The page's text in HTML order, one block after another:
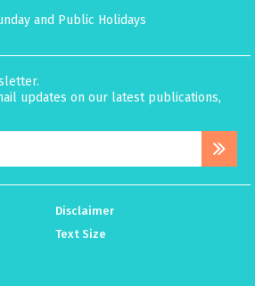
and Public Holidays
updates on our latest publications,
Disclaimer
Text Size